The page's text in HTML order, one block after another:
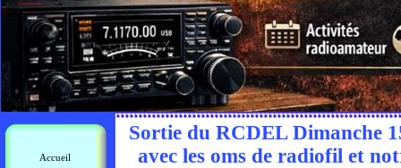
Accueil
Sortie du RCDEL Dimanche
avec les oms de radiofil et